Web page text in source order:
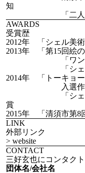
知
「二人展」
AWARDS
受賞歴
2012年 「シェル美
2013年 「第15回絵
「ワンダーシ
「シェル美術
2014年 「トーキョ
入選作品
「シェル美術
賞
2015年 「清須市第8
LINK
外部リンク
> website
CONTACT
三好玄也にコンタク
団体名/会社名